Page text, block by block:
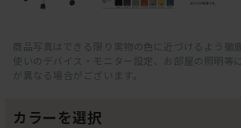
商品写真はできる限り実物の色に近づけるよう徹
使いのデバイス・モニター設定、お部屋の照明等
が異なる場合がございます。
カラーを選択